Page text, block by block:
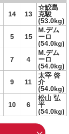
14 13
☆鮫島
克駿
(53.0kg)
5 15
M.デム
ーロ
(54.0kg)
7 4
M.デム
ーロ
(54.0kg)
9 11
太宰 啓
介
(54.0kg)
10 6
松山 弘
平
(54.0kg)